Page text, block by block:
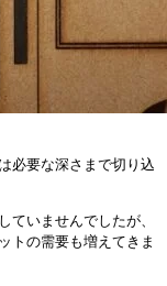
必要な深さまで切り込
いませんでしたが、
トの需要も増えてきま